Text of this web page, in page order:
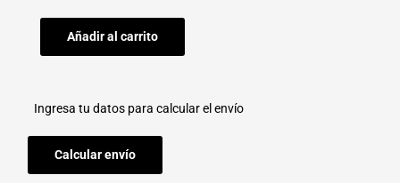
con
bolitasAñadir al carrito
Ingresa tu datos para calcular el envío
Calcular envío